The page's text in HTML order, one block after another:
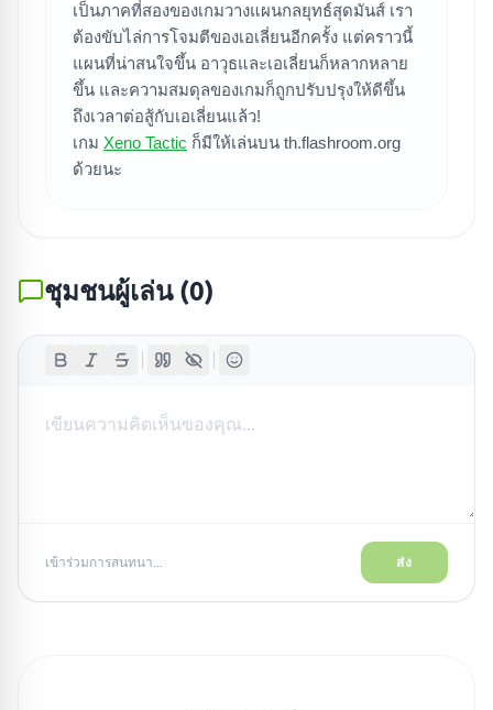
ค้นหาเกม
เป็นภาคที่สองของเกมวางแผนกลยุทธ์สุดมันส์ เรา
ต้องขับไล่การโจมตีของเอเลี่ยนอีกครั้ง แต่คราวนี้
แผนที่น่าสนใจขึ้น อาวุธและเอเลี่ยนก็หลากหลาย
ขึ้น และความสมดุลของเกมก็ถูกปรับปรุงให้ดีขึ้น
ถึงเวลาต่อสู้กับเอเลี่ยนแล้ว!
เกม Xeno Tactic ก็มีให้เล่นบน th.flashroom.org
ด้วยนะ
ชุมชนผู้เล่น(0)
เข้าร่วมการสนทนา... ส่ง